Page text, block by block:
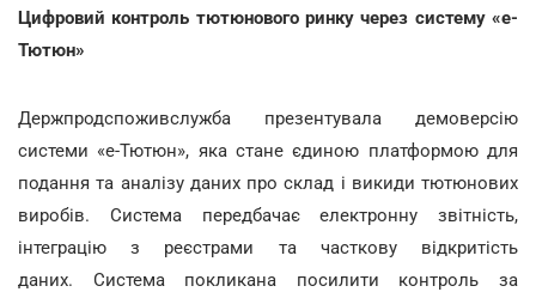
Цифровий контроль тютюнового ринку через систему «e-
Тютюн»
Держпродспоживслужба презентувала демоверсію
системи «е-Тютюн», яка стане єдиною платформою для
подання та аналізу даних про склад і викиди тютюнових
виробів. Система передбачає електронну звітність,
інтеграцію з реєстрами та часткову відкритість
даних. Система покликана посилити контроль за